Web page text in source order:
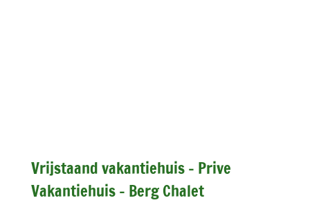
Vrijstaand vakantiehuis - Prive
Vakantiehuis - Berg Chalet